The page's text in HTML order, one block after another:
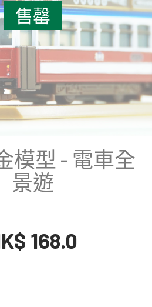
售罄
模型 - 電車全
景遊
168.0